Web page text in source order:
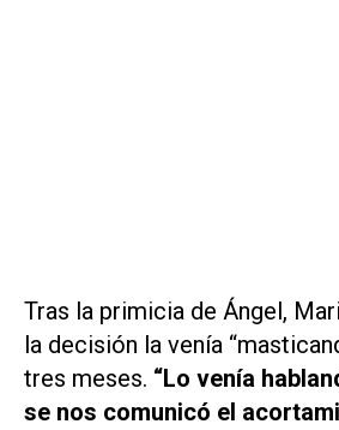
Tras la primicia de Ángel,
la decisión la venía
tres meses. “Lo venía
se nos comunicó el